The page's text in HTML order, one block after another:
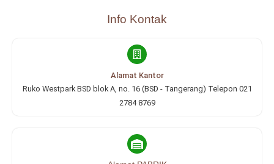
Info Kontak
Alamat Kantor
Ruko Westpark BSD blok A, no. 16 (BSD - Tangerang) Telepon 021
2784 8769